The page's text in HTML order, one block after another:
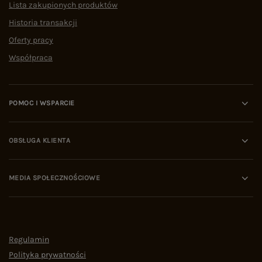
Lista zakupionych produktów
Historia transakcji
Oferty pracy
Współpraca
POMOC I WSPARCIE
OBSŁUGA KLIENTA
MEDIA SPOŁECZNOŚCIOWE
Regulamin
Polityka prywatności